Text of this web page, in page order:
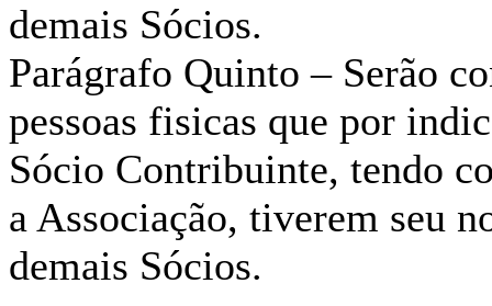
demais Sócios.
Parágrafo Quinto – Serão
pessoas fisicas que por
Sócio Contribuinte, tendo
a Associação, tiverem seu
demais Sócios.